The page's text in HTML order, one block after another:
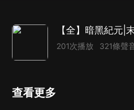
201次播放 321條聲
查看更多